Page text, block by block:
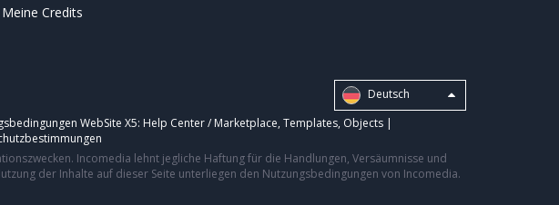
Meine Credits
Deutsch
WebSite X5: Help Center / Marketplace, Templates, Objects |
Incomedia lehnt jegliche Haftung für die Handlungen, Versäumnisse und
der Inhalte auf dieser Seite unterliegen den Nutzungsbedingungen von Incomedia.